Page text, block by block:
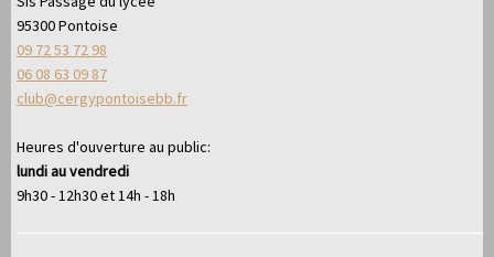
95300 Pontoise
09 72 53 72 98
06 08 63 09 87
club@cergypontoisebb.fr
Heures d'ouverture au public:
lundi au vendredi
9h30 - 12h30 et 14h - 18h